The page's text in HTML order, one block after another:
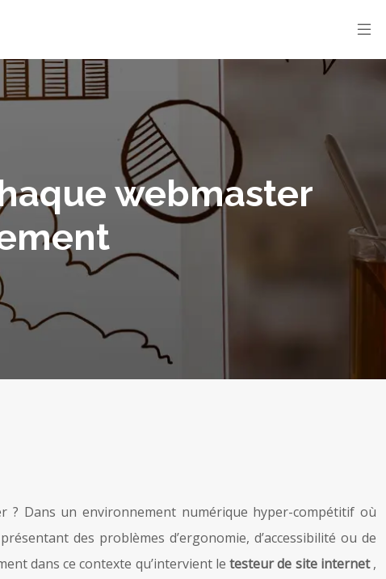
webmaster
? Dans un environnement numérique hyper-compétitif où
des problèmes d’ergonomie, d’accessibilité ou de
dans ce contexte qu’intervient letesteur de site internet,